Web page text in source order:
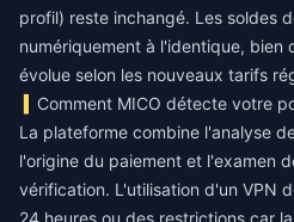
profil) reste inchangé. Les soldes
numériquement à l'identique, bien
évolue selon les nouveaux tarifs
Comment MICO détecte votre
La plateforme combine l'analyse
l'origine du paiement et l'examen
vérification. L'utilisation d'un VPN
24 heures ou des restrictions car